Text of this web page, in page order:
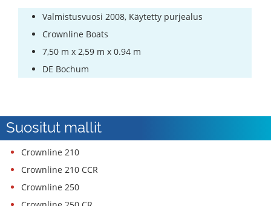
Valmistusvuosi 2008, Käytetty purjealus
Crownline Boats
7,50 m x 2,59 m x 0.94 m
DE Bochum
Suositut mallit
Crownline 210
Crownline 210 CCR
Crownline 250